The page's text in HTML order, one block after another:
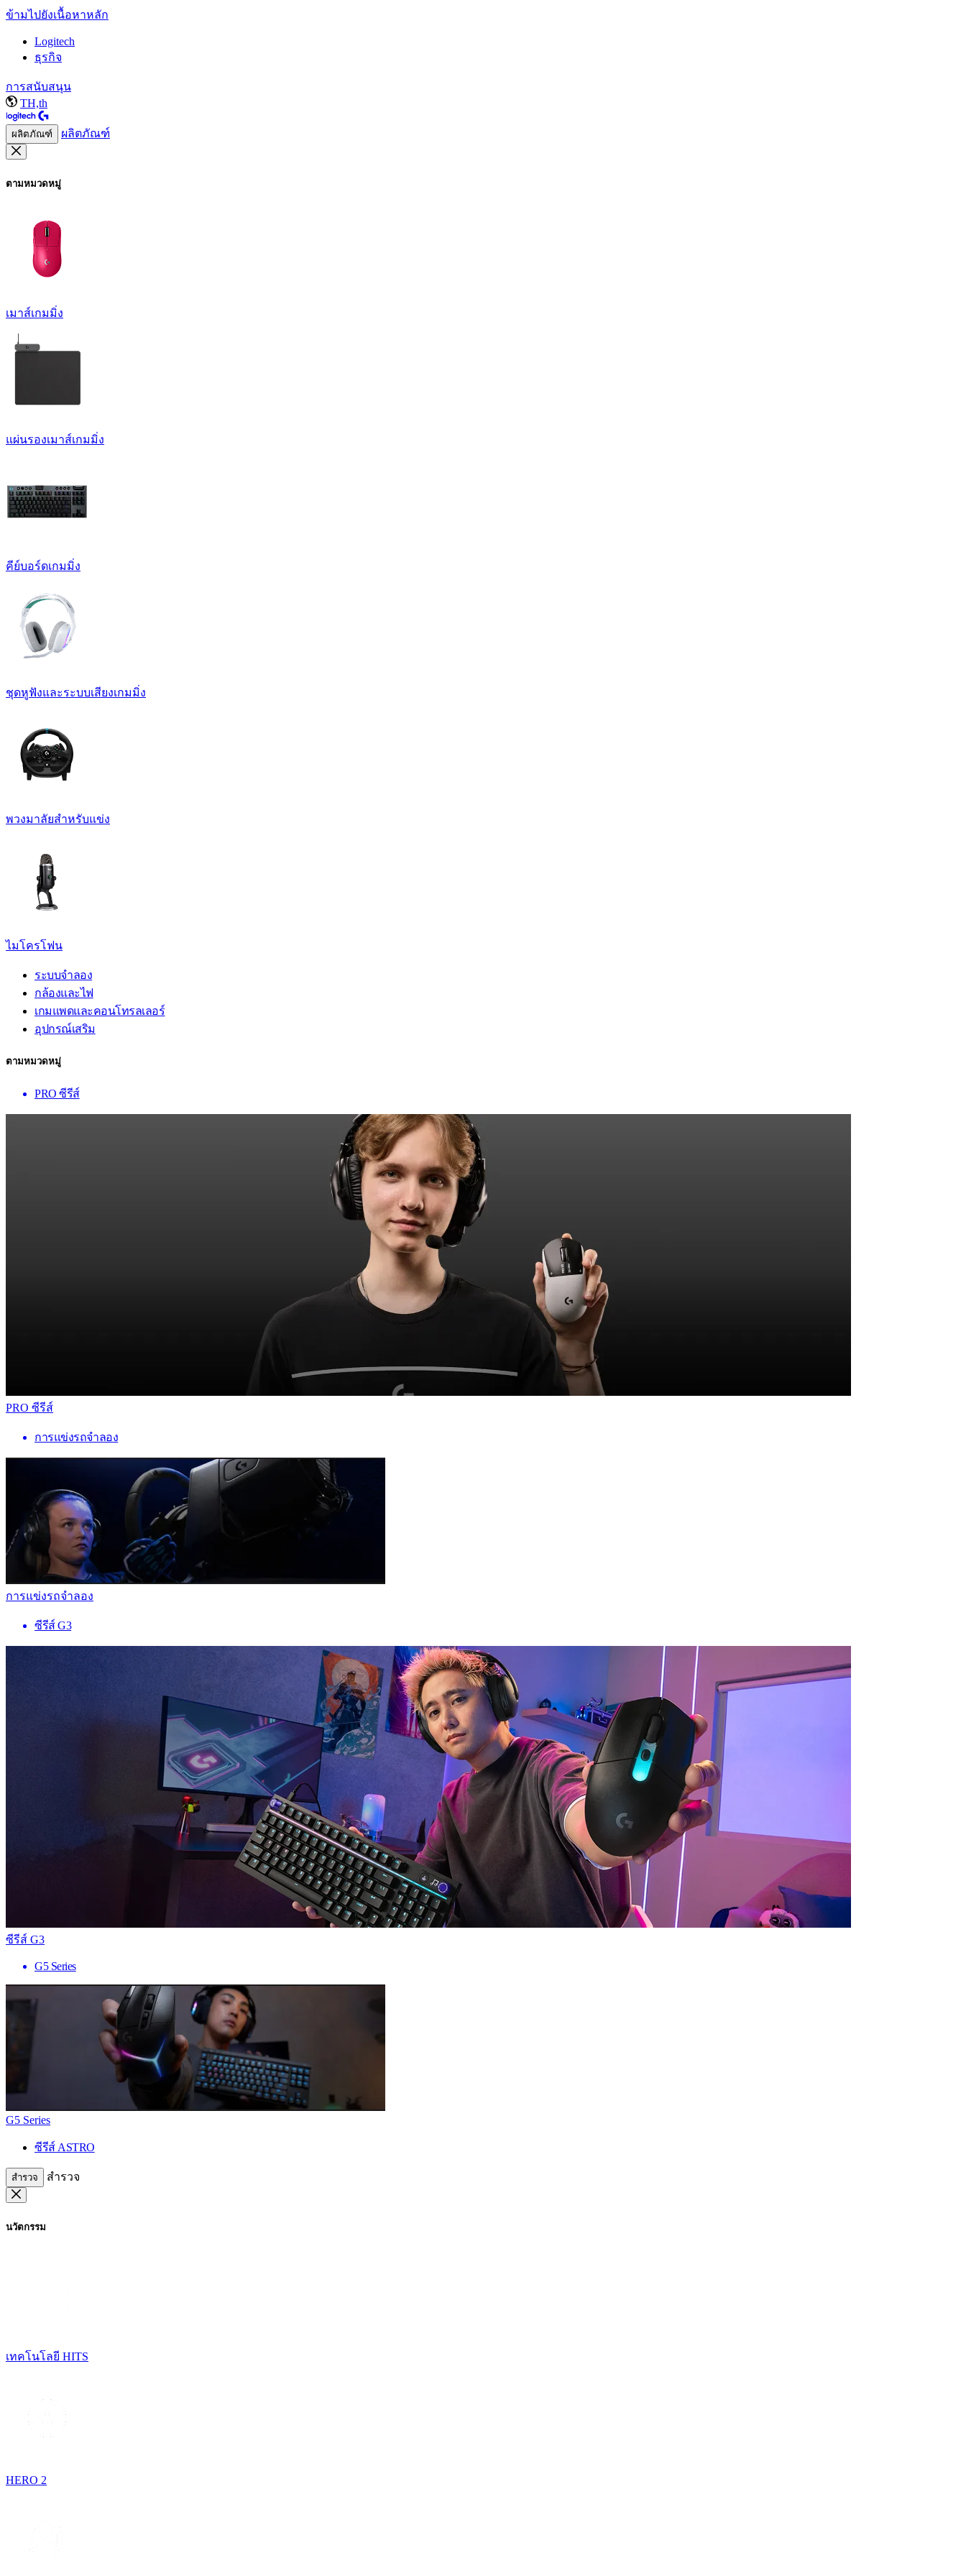
ข้ามไปยังเนื้อหาหลัก
Logitech
ธุรกิจ
การสนับสนุน
TH,th
ผลิตภัณฑ์ ผลิตภัณฑ์
ตามหมวดหมู่
เมาส์เกมมิ่ง
แผ่นรองเมาส์เกมมิ่ง
คีย์บอร์ดเกมมิ่ง
ชุดหูฟังและระบบเสียงเกมมิ่ง
พวงมาลัยสำหรับแข่ง
ไมโครโฟน
ระบบจำลอง
กล้องและไฟ
เกมแพดและคอนโทรลเลอร์
อุปกรณ์เสริม
ตามหมวดหมู่
PRO ซีรีส์
PRO ซีรีส์
การแข่งรถจำลอง
การแข่งรถจำลอง
ซีรีส์ G3
ซีรีส์ G3
G5 Series
G5 Series
ซีรีส์ ASTRO
สำรวจ สำรวจ
นวัตกรรม
เทคโนโลยี HITS
HERO 2